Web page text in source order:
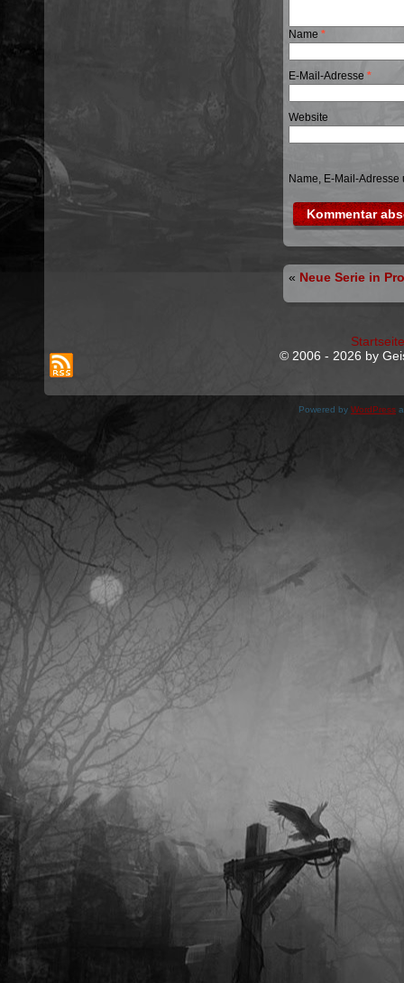
Name *
E-Mail-Adresse *
Website
Name, E-Mail-
« Neue Serie in
Startseite
© 2006 - 2026 by
Powered by WordPress